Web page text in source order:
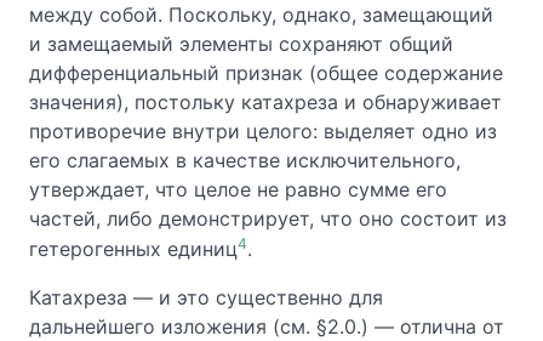
между собой. Поскольку, однако, замещающий
и замещаемый элементы сохраняют общий
дифференциальный признак (общее содержание
значения), постольку катахреза и обнаруживает
противоречие внутри целого: выделяет одно из
его слагаемых в качестве исключительного,
утверждает, что целое не равно сумме его
частей, либо демонстрирует, что оно состоит из
гетерогенных единиц4.
Катахреза — и это существенно для
дальнейшего изложения (см. §2.0.) — отлична от